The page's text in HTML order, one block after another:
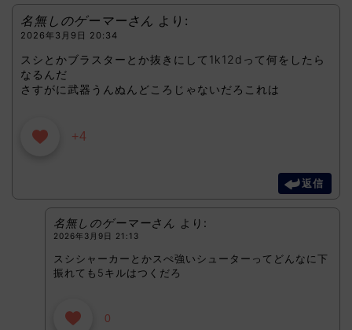
名無しのゲーマーさん より:
2026年3月9日 20:34
スシとかブラスターとか抜きにして1k12dって何をしたら
なるんだ
さすがに武器うんぬんどころじゃないだろこれは
+4
返信
名無しのゲーマーさん より:
2026年3月9日 21:13
スシシャーカーとかスぺ強いシューターってどんなに下
振れても5キルはつくだろ
0